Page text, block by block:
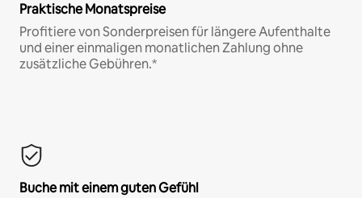
Praktische Monatspreise
Profitiere von Sonderpreisen für längere Aufenthalte
und einer einmaligen monatlichen Zahlung ohne
zusätzliche Gebühren.*
Buche mit einem guten Gefühl